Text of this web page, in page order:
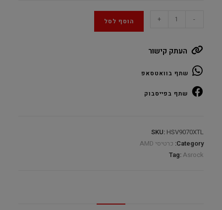
Steel
Legend
Dark
16GB
-
+ הוסף לסל
העתק קישור
שתף בוואטסאפ
שתף בפייסבוק
SKU: HSV9070XTL
Category: כרטיסי AMD
Tag:Asrock